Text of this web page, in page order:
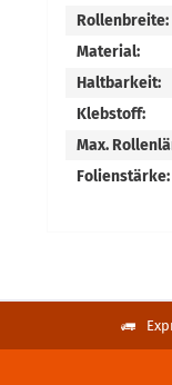
Rollenbreite:
Material:
Haltbarkeit:
Klebstoff:
Max.
Folienstärke: